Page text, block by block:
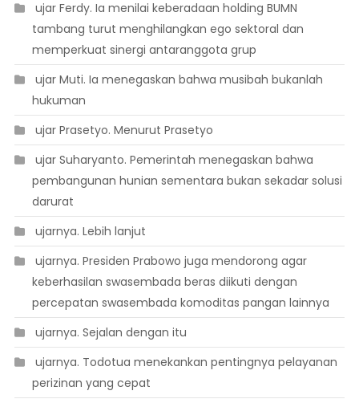
 ujar Ferdy. Ia menilai keberadaan holding BUMN
tambang turut menghilangkan ego sektoral dan
memperkuat sinergi antaranggota grup
 ujar Muti. Ia menegaskan bahwa musibah bukanlah
hukuman
 ujar Prasetyo. Menurut Prasetyo
 ujar Suharyanto. Pemerintah menegaskan bahwa
pembangunan hunian sementara bukan sekadar solusi
darurat
 ujarnya. Lebih lanjut
 ujarnya. Presiden Prabowo juga mendorong agar
keberhasilan swasembada beras diikuti dengan
percepatan swasembada komoditas pangan lainnya
 ujarnya. Sejalan dengan itu
 ujarnya. Todotua menekankan pentingnya pelayanan
perizinan yang cepat